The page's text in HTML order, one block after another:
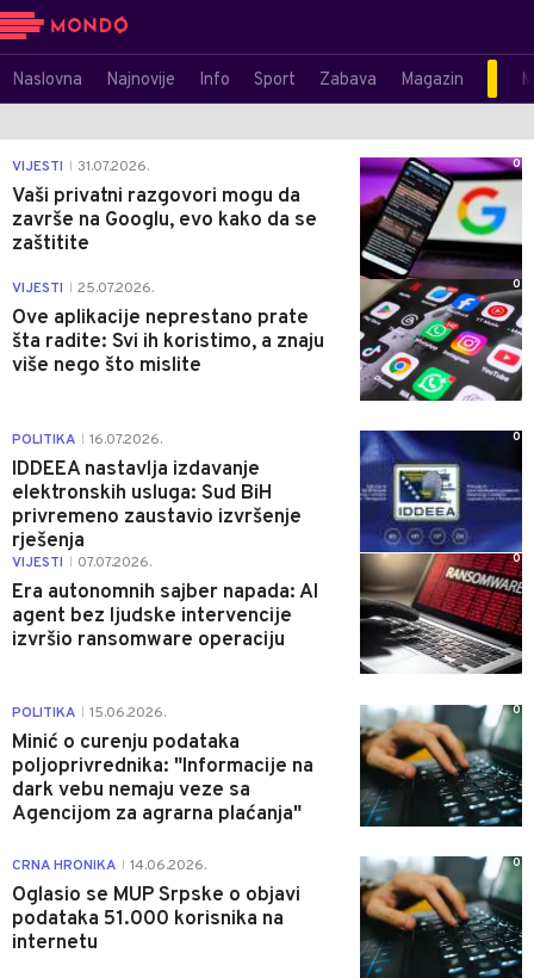
Naslovna Najnovije Info Sport Zabava Magazin
VIJESTI 31.07.2026.
Vaši privatni razgovori mogu da
završe na Googlu, evo kako da se
zaštitite
0
VIJESTI 25.07.2026.
Ove aplikacije neprestano prate
šta radite: Svi ih koristimo, a znaju
više nego što mislite
0
POLITIKA 16.07.2026.
IDDEEA nastavlja izdavanje
elektronskih usluga: Sud BiH
privremeno zaustavio izvršenje
rješenja
0
VIJESTI 07.07.2026.
Era autonomnih sajber napada: AI
agent bez ljudske intervencije
izvršio ransomware operaciju
0
POLITIKA 15.06.2026.
Minić o curenju podataka
poljoprivrednika: "Informacije na
dark vebu nemaju veze sa
Agencijom za agrarna plaćanja"
0
CRNA HRONIKA 14.06.2026.
Oglasio se MUP Srpske o objavi
podataka 51.000 korisnika na
internetu
0